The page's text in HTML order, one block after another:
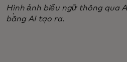
Hình ảnh biểu ngữ thông qua
bằng AI tạo ra.